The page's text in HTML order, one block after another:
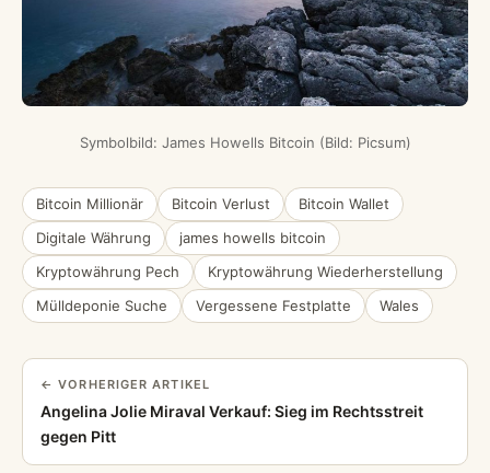
Symbolbild: James Howells Bitcoin (Bild: Picsum)
Bitcoin Millionär Bitcoin Verlust
Bitcoin Wallet
Digitale Währung
james howells bitcoin
Kryptowährung Pech
Kryptowährung Wiederherstellung
Mülldeponie Suche
Vergessene Festplatte Wales
← VORHERIGER ARTIKEL
Angelina Jolie Miraval Verkauf: Sieg im Rechtsstreit
gegen Pitt